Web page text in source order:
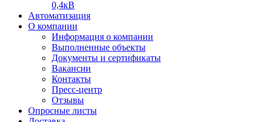
0,4кВ
Автоматизация
О компании
Информация о компании
Выполненные объекты
Документы и сертификаты
Вакансии
Контакты
Пресс-центр
Отзывы
Опросные листы